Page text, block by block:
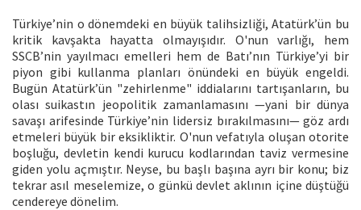
Türkiye’nin o dönemdeki en büyük talihsizliği, Atatürk’ün bu
kritik kavşakta hayatta olmayışıdır. O'nun varlığı, hem
SSCB’nin yayılmacı emelleri hem de Batı’nın Türkiye’yi bir
piyon gibi kullanma planları önündeki en büyük engeldi.
Bugün Atatürk’ün "zehirlenme" iddialarını tartışanların, bu
olası suikastın jeopolitik zamanlamasını —yani bir dünya
savaşı arifesinde Türkiye’nin lidersiz bırakılmasını— göz ardı
etmeleri büyük bir eksikliktir. O'nun vefatıyla oluşan otorite
boşluğu, devletin kendi kurucu kodlarından taviz vermesine
giden yolu açmıştır. Neyse, bu başlı başına ayrı bir konu; biz
tekrar asıl meselemize, o günkü devlet aklının içine düştüğü
cendereye dönelim.